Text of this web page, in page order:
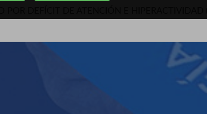
POR DEFÍCIT DE ATENCIÓN E HIPERACTIVIDAD